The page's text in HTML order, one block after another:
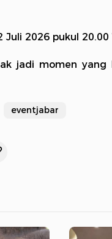
Juli 2026 pukul 20.00
jadi momen yang
eventjabar